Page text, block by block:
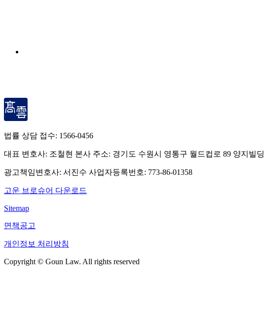
법률 상담 접수: 1566-0456
대표 변호사: 조철현 본사 주소: 경기도 수원시 영통구 월드컵로 89 양지빌딩
광고책임변호사: 서진수 사업자등록번호: 773-86-01358
고운 브로슈어 다운로드
Sitemap
면책공고
개인정보 처리방침
Copyright © Goun Law. All rights reserved